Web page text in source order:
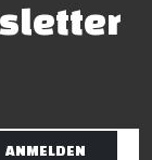
ANMELDEN